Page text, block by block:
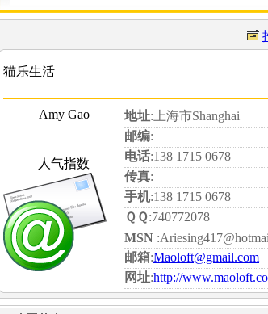
猫乐生活
Amy Gao
人气指数
地址:上海市Shanghai
邮编:
电话:138 1715 0678
传真:
手机:138 1715 0678
ＱＱ:740772078
MSN
邮箱:Maoloft@gmail.com
网址:http://